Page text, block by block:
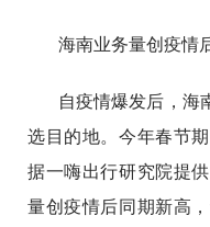
海南业务量创疫情
自疫情爆发后，海
选目的地。今年春节
据一嗨出行研究院提供
量创疫情后同期新高